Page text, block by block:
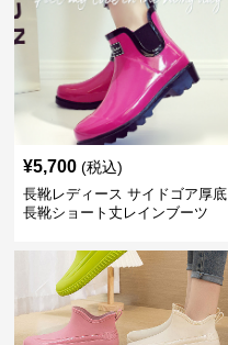
¥5,700 (税込)
長靴レディース サイドゴア厚底
長靴ショート丈レインブーツ